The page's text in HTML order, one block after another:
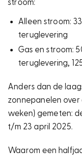
stroom:
Alleen stroom:
teruglevering
Gas en stroom:
teruglevering,
Anders dan de
zonnepanelen
weken) gemeten:
t/m 23 april 2025.
Waarom een